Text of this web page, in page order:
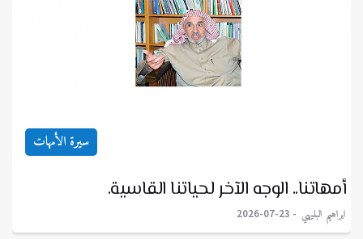
سيرة الأمهات
أمهاتنا.. الوجه الآخر لحياتنا القاسية.
ابراهيم البليهي 2026-07-23